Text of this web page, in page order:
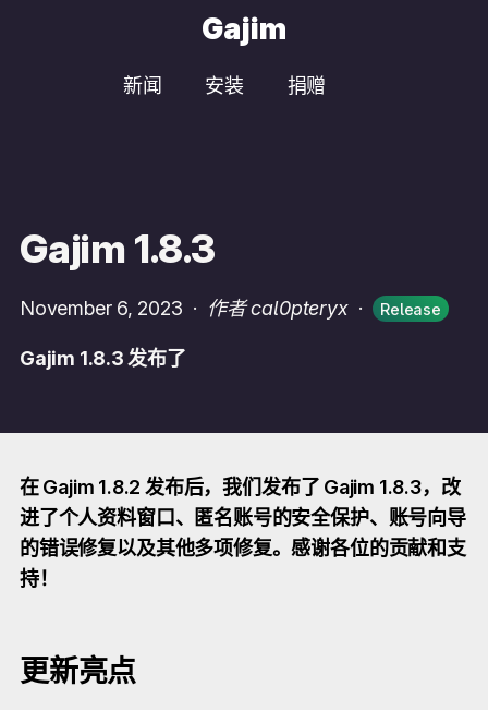
Gajim
新闻 安装 捐赠
Gajim 1.8.3
November 6, 2023 · 作者 cal0pteryx· Release
Gajim 1.8.3 发布了
在 Gajim 1.8.2 发布后，我们发布了 Gajim 1.8.3，改
进了个人资料窗口、匿名账号的安全保护、账号向导
的错误修复以及其他多项修复。感谢各位的贡献和支
持！
更新亮点